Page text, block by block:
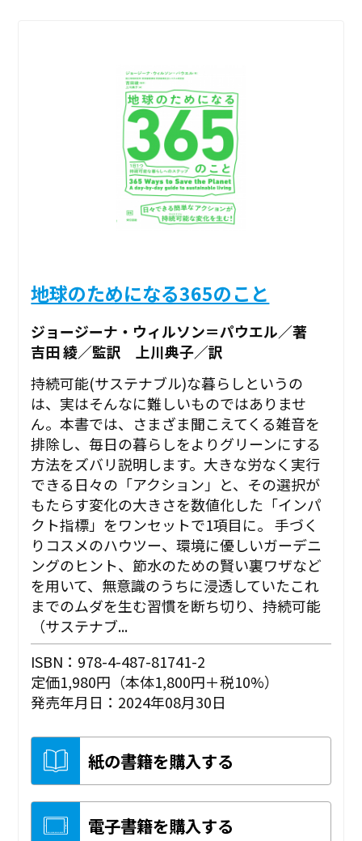
地球のためになる365のこと
ジョージーナ・ウィルソン＝パウエル／著
吉田 綾／監訳 上川典子／訳
持続可能(サステナブル)な暮らしというの
は、実はそんなに難しいものではありませ
ん。本書では、さまざま聞こえてくる雑音を
排除し、毎日の暮らしをよりグリーンにする
方法をズバリ説明します。大きな労なく実行
できる日々の「アクション」と、その選択が
もたらす変化の大きさを数値化した「インパ
クト指標」をワンセットで1項目に。 手づく
りコスメのハウツー、環境に優しいガーデニ
ングのヒント、節水のための賢い裏ワザなど
を用いて、無意識のうちに浸透していたこれ
までのムダを生む習慣を断ち切り、持続可能
（サステナブ...
ISBN：978-4-487-81741-2
定価1,980円（本体1,800円＋税10%）
発売年月日：2024年08月30日
紙の書籍を購入する
電子書籍を購入する